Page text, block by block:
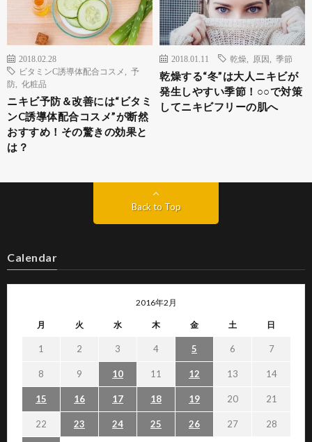
2018.02.28
ビタミンC誘導体配合コスメ
予
防
化粧品
ニキビ予防＆改善には“ビタミ
ンC誘導体配合コスメ”が断然
おすすめ！その驚きの効果と
は？
2018.01.11 乾燥 原因 季節
乾燥する“冬”は大人ニキビが
発生しやすい季節！○○で対策
してニキビフリーの肌へ
Back to Top
Calendar
2016年2月
月 火 水 木 金 土 日
1 2 3 4 5 6 7
8 9 10 11 12 13 14
15 16 17 18 19 20 21
22 23 24 25 26 27 28